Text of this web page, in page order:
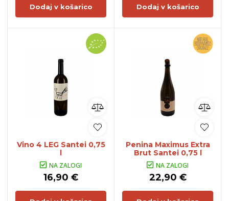
Dodaj v košarico Dodaj v košarico
Vino 4 LEG Santei 0,75
l
NA ZALOGI
16,90 €
Penina Maximus Extra
Brut Santei 0,75 l
NA ZALOGI
22,90 €